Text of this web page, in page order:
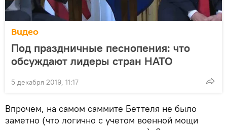
Видео
Под праздничные песнопения: что
обсуждают лидеры стран НАТО
5 декабря 2019, 11:17
Впрочем, на самом саммите Беттеля не было
заметно (что логично с учетом военной мощи